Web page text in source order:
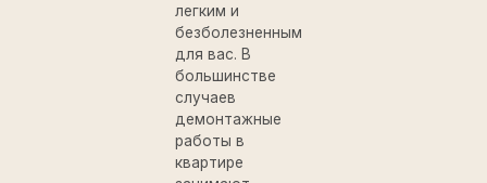
легким и
безболезненным
для вас. В
большинстве
случаев
демонтажные
работы в
квартире